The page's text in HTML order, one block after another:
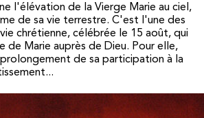
l'élévation de la Vierge Marie au ciel,
de sa vie terrestre. C'est l'une des
chrétienne, célébrée le 15 août, qui
de Marie auprès de Dieu. Pour elle,
de sa participation à la